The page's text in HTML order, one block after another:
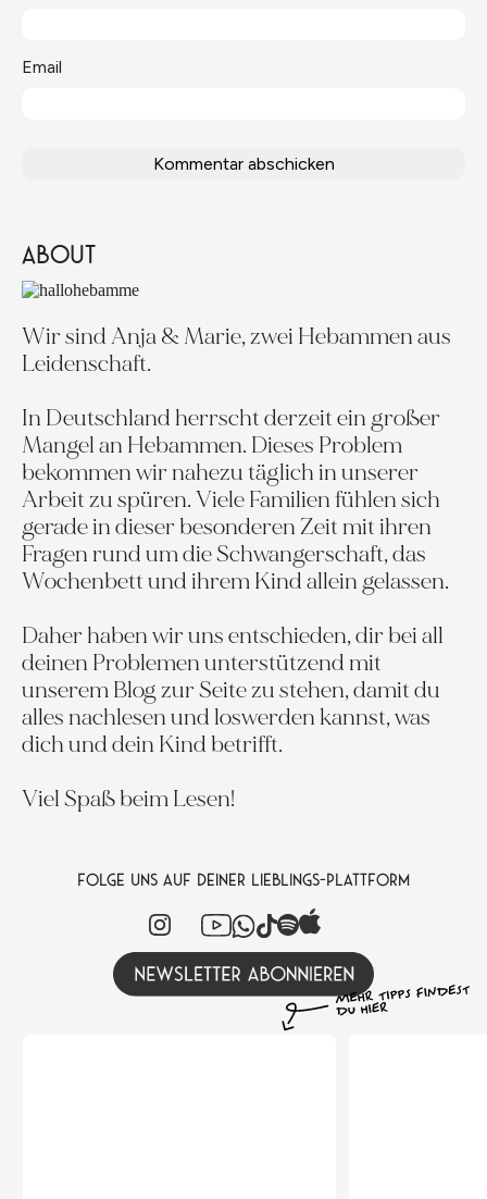
Email
ABOUT
Wir sind Anja & Marie, zwei Hebammen aus
Leidenschaft.
In Deutschland herrscht derzeit ein großer
Mangel an Hebammen. Dieses Problem
bekommen wir nahezu täglich in unserer
Arbeit zu spüren. Viele Familien fühlen sich
gerade in dieser besonderen Zeit mit ihren
Fragen rund um die Schwangerschaft, das
Wochenbett und ihrem Kind allein gelassen.
Daher haben wir uns entschieden, dir bei all
deinen Problemen unterstützend mit
unserem Blog zur Seite zu stehen, damit du
alles nachlesen und loswerden kannst, was
dich und dein Kind betrifft.
Viel Spaß beim Lesen!
FOLGE UNS AUF DEINER LIEBLINGS-PLATTFORM